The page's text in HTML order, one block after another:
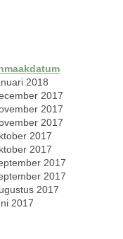
2018
2017
2017
2017
2017
2017
2017
2017
2017
2017